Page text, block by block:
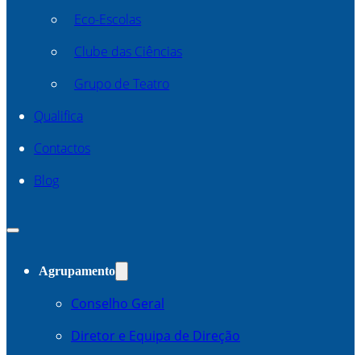
Eco-Escolas
Clube das Ciências
Grupo de Teatro
Qualifica
Contactos
Blog
Agrupamento
Conselho Geral
Diretor e Equipa de Direção